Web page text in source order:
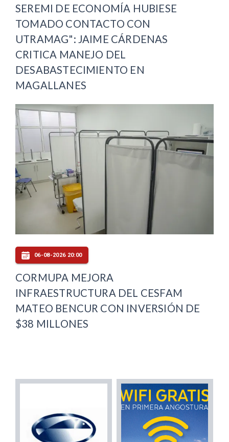
SEREMI DE ECONOMÍA HUBIESE
TOMADO CONTACTO CON
UTRAMAG": JAIME CÁRDENAS
CRITICA MANEJO DEL
DESABASTECIMIENTO EN
MAGALLANES
06-08-2026 20:00
CORMUPA MEJORA
INFRAESTRUCTURA DEL CESFAM
MATEO BENCUR CON INVERSIÓN DE
$38 MILLONES